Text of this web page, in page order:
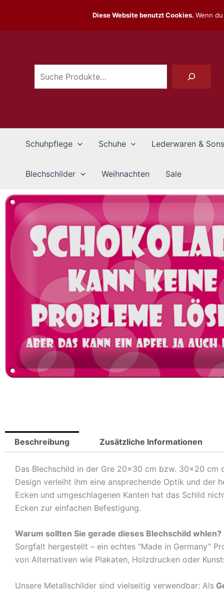
springen Suchen
Schuhpflege Schuhe Lederwaren &
Blechschilder Weihnachten Sale
Beschreibung Zusätzliche Informationen
Das Blechschild in der Gre 20×30 cm bzw. 30×20
Design verleiht ihm eine ansprechende Optik und der
Ecken und umgeschlagenen Kanten hat das Schild
Ecken zur einfachen Befestigung.
Warum sollten Sie gerade dieses Blechschild whlen?
Sorgfalt hergestellt – ein echtes “Made in Germany”
von Alternativen wie Plakaten, Holzdrucken oder
Unsere Metallschilder sind vielseitig verwendbar: Als
Diese Website benutzt Cookies. Wenn